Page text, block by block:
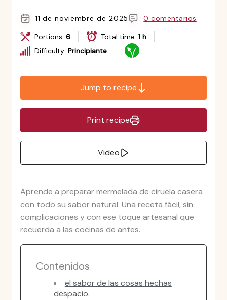
11 de noviembre de 2025
0 comentarios
Portions: 6 Total time: 1 h
Difficulty: Principiante
Jump to recipe
Print recipe
Video
Aprende a preparar mermelada de ciruela casera
con todo su sabor natural. Una receta fácil, sin
complicaciones y con ese toque artesanal que
recuerda a las cocinas de antes.
Contenidos
el sabor de las cosas hechas
despacio.